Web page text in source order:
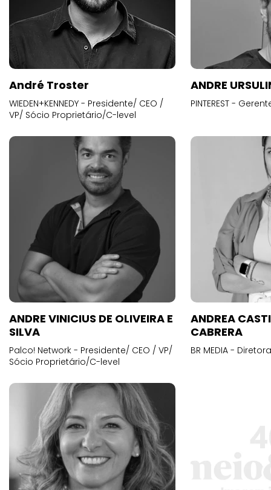
André Troster
WIEDEN+KENNEDY - Presidente/ CEO /
VP/ Sócio Proprietário/C-level
ANDRE
PINTEREST -
ANDRE VINICIUS DE OLIVEIRA E
SILVA
Palco! Network - Presidente/ CEO / VP/
Sócio Proprietário/C-level
ANDREA
CABRERA
BR MEDIA -